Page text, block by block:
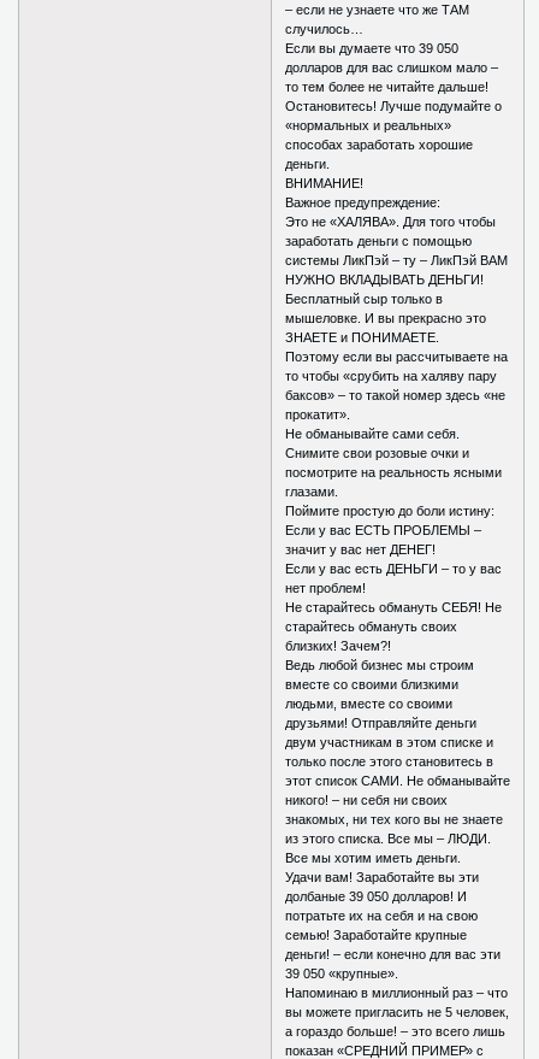
– если не узнаете что же ТАМ
случилось…
Если вы думаете что 39 050
долларов для вас слишком мало –
то тем более не читайте дальше!
Остановитесь! Лучше подумайте о
«нормальных и реальных»
способах заработать хорошие
деньги.
ВНИМАНИЕ!
Важное предупреждение:
Это не «ХАЛЯВА». Для того чтобы
заработать деньги с помощью
системы ЛикПэй – ту – ЛикПэй ВАМ
НУЖНО ВКЛАДЫВАТЬ ДЕНЬГИ!
Бесплатный сыр только в
мышеловке. И вы прекрасно это
ЗНАЕТЕ и ПОНИМАЕТЕ.
Поэтому если вы рассчитываете на
то чтобы «срубить на халяву пару
баксов» – то такой номер здесь «не
прокатит».
Не обманывайте сами себя.
Снимите свои розовые очки и
посмотрите на реальность ясными
глазами.
Поймите простую до боли истину:
Если у вас ЕСТЬ ПРОБЛЕМЫ –
значит у вас нет ДЕНЕГ!
Если у вас есть ДЕНЬГИ – то у вас
нет проблем!
Не старайтесь обмануть СЕБЯ! Не
старайтесь обмануть своих
близких! Зачем?!
Ведь любой бизнес мы строим
вместе со своими близкими
людьми, вместе со своими
друзьями! Отправляйте деньги
двум участникам в этом списке и
только после этого становитесь в
этот список САМИ. Не обманывайте
никого! – ни себя ни своих
знакомых, ни тех кого вы не знаете
из этого списка. Все мы – ЛЮДИ.
Все мы хотим иметь деньги.
Удачи вам! Заработайте вы эти
долбаные 39 050 долларов! И
потратьте их на себя и на свою
семью! Заработайте крупные
деньги! – если конечно для вас эти
39 050 «крупные».
Напоминаю в миллионный раз – что
вы можете пригласить не 5 человек,
а гораздо больше! – это всего лишь
показан «СРЕДНИЙ ПРИМЕР» с